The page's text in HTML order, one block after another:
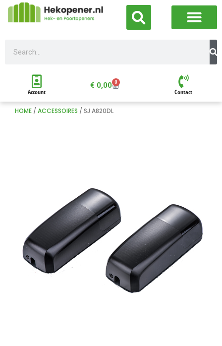
Account
€ 0,00 0
Contact
HOME / ACCESSOIRES / SJ A820DL